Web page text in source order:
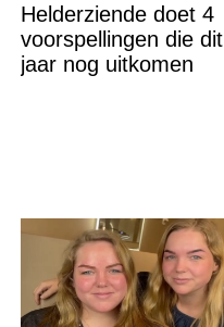
Helderziende doet 4
voorspellingen die dit
jaar nog uitkomen